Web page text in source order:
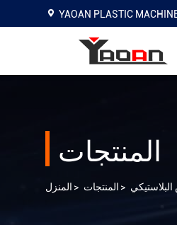
YAOAN PLASTIC
المنتجات
المنزل > المنتجات >